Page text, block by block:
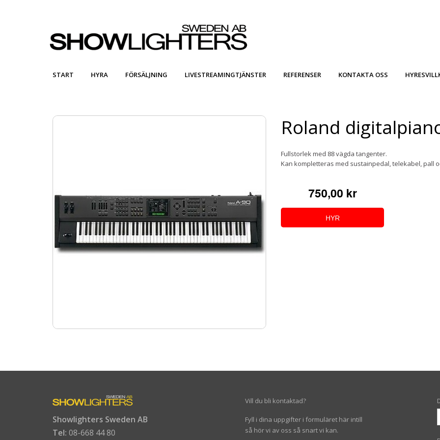
START HYRA FÖRSÄLJNING LIVESTREAMINGTJÄNSTER REFERENSER KONTAKTA OSS
Roland
Fullstorlek med 88 vägda tangenter.
Kan kompletteras med sustainpedal, telekabel, pall
750,00 kr
HYR
Showlighters Sweden AB
Tel: 08-668 44 80
Vill du bli kontaktad?
Fyll i dina uppgifter i formuläret här intill
så hör vi av oss så snart vi kan.